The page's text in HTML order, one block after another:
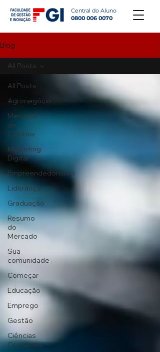
Central do Aluno
0800 006 0070
Blog
All Posts
Agronegócio
Mercado
de
Capitais
Marketing
Digital
Empreendedorismo
Liderança
Graduação
Resumo
do
Mercado
Sua
comunidade
Começar
Educação
Emprego
Gestão
Ciências
Contábeis
All Posts